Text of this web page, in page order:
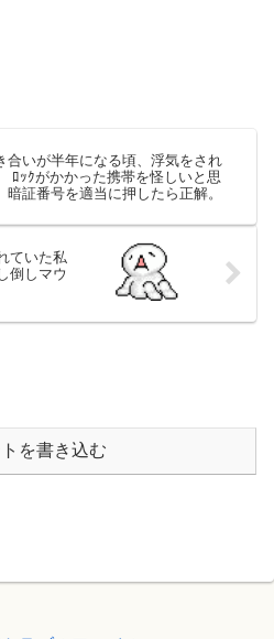
合いが半年になる頃、浮気をされ
ﾛｯｸがかかった携帯を怪しいと思
暗証番号を適当に押したら正解。
ていた私
倒しマウ
を書き込む